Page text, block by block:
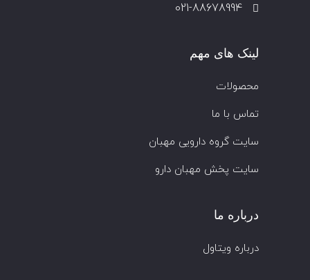
021-88678994
لینک های مهم
محصولات
تماس با ما
سایت گروه دارویی مهبان
سایت پخش مهبان دارو
درباره ما
درباره ویتاول